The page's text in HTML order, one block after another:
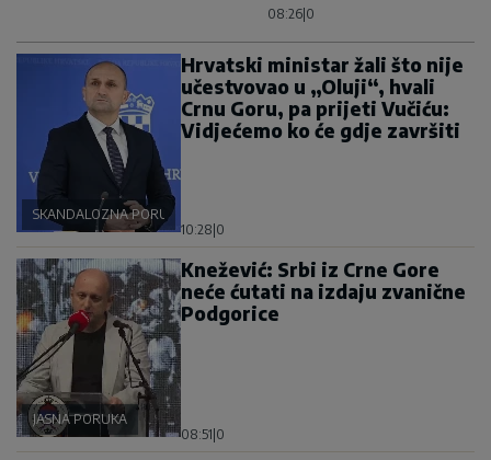
08:26 0
SKANDALOZNA PORUKA
Hrvatski ministar žali što nije
učestvovao u „Oluji“, hvali
Crnu Goru, pa prijeti Vučiću:
Vidjećemo ko će gdje završiti
10:28 0
JASNA PORUKA
Knežević: Srbi iz Crne Gore
neće ćutati na izdaju zvanične
Podgorice
08:51 0